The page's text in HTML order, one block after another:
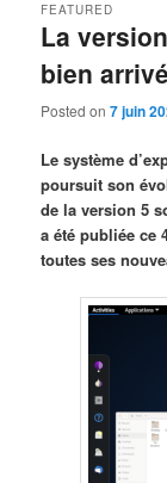
La
bien
FEATURED
Posted on7 juin
Le système
poursuit son
de la version 5
a été publiée ce
toutes ses